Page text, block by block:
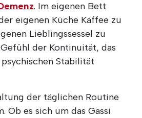
. Im eigenen Bett
eigenen Küche Kaffee zu
Lieblingssessel zu
der Kontinuität, das
Stabilität
der täglichen Routine
Ob es sich um das Gassi